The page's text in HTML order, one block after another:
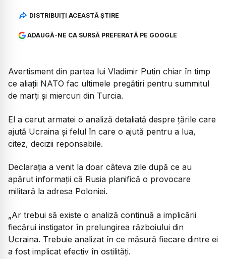
DISTRIBUIȚI ACEASTĂ ȘTIRE
ADAUGĂ-NE CA SURSĂ PREFERATĂ PE GOOGLE
Avertisment din partea lui Vladimir Putin chiar în timp
ce aliații NATO fac ultimele pregătiri pentru summitul
de marți și miercuri din Turcia.
El a cerut armatei o analiză detaliată despre țările care
ajută Ucraina și felul în care o ajută pentru a lua,
citez, decizii reponsabile.
Declarația a venit la doar câteva zile după ce au
apărut informații că Rusia planifică o provocare
militară la adresa Poloniei.
„Ar trebui să existe o analiză continuă a implicării
fiecărui instigator în prelungirea războiului din
Ucraina. Trebuie analizat în ce măsură fiecare dintre ei
a fost implicat efectiv în ostilități.